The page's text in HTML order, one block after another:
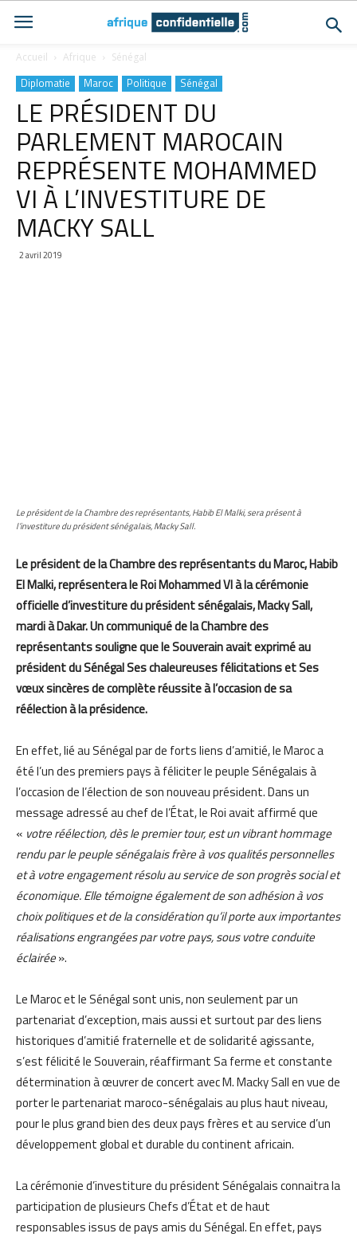
Accueil Afrique Sénégal
Diplomatie Maroc Politique Sénégal
LE PRÉSIDENT DU
PARLEMENT MAROCAIN
REPRÉSENTE MOHAMMED
VI À L’INVESTITURE DE
MACKY SALL
2 avril 2019
Le président de la Chambre des représentants, Habib El Malki, sera présent à
l’investiture du président sénégalais, Macky Sall.
Le président de la Chambre des représentants du Maroc, Habib
El Malki, représentera le Roi Mohammed VI à la cérémonie
officielle d’investiture du président sénégalais, Macky Sall,
mardi à Dakar. Un communiqué de la Chambre des
représentants souligne que le Souverain avait exprimé au
président du Sénégal Ses chaleureuses félicitations et Ses
vœux sincères de complète réussite à l’occasion de sa
réélection à la présidence.
En effet, lié au Sénégal par de forts liens d’amitié, le Maroc a
été l’un des premiers pays à féliciter le peuple Sénégalais à
l’occasion de l’élection de son nouveau président. Dans un
message adressé au chef de l’État, le Roi avait affirmé que
« votre réélection, dès le premier tour, est un vibrant hommage
rendu par le peuple sénégalais frère à vos qualités personnelles
et à votre engagement résolu au service de son progrès social et
économique. Elle témoigne également de son adhésion à vos
choix politiques et de la considération qu’il porte aux importantes
réalisations engrangées par votre pays, sous votre conduite
éclairée».
Le Maroc et le Sénégal sont unis, non seulement par un
partenariat d’exception, mais aussi et surtout par des liens
historiques d’amitié fraternelle et de solidarité agissante,
s’est félicité le Souverain, réaffirmant Sa ferme et constante
détermination à œuvrer de concert avec M. Macky Sall en vue de
porter le partenariat maroco-sénégalais au plus haut niveau,
pour le plus grand bien des deux pays frères et au service d’un
développement global et durable du continent africain.
La cérémonie d’investiture du président Sénégalais connaitra la
participation de plusieurs Chefs d’État et de haut
responsables issus de pays amis du Sénégal. En effet, pays